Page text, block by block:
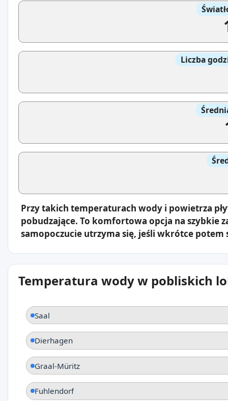
Liczba
Przy takich temperaturach wody i powietrza
pobudzające. To komfortowa opcja na szybkie
samopoczucie utrzyma się, jeśli wkrótce potem
Temperatura wody w pobliskich
Saal
Dierhagen
Graal-Müritz
Fuhlendorf